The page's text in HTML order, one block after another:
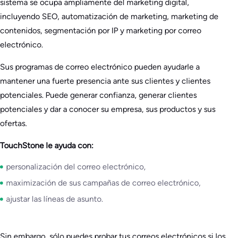
sistema se ocupa ampliamente del marketing digital,
incluyendo SEO, automatización de marketing, marketing de
contenidos, segmentación por IP y marketing por correo
electrónico.
Sus programas de correo electrónico pueden ayudarle a
mantener una fuerte presencia ante sus clientes y clientes
potenciales. Puede generar confianza, generar clientes
potenciales y dar a conocer su empresa, sus productos y sus
ofertas.
TouchStone le ayuda con:
personalización del correo electrónico,
maximización de sus campañas de correo electrónico,
ajustar las líneas de asunto.
Sin embargo, sólo puedes probar tus correos electrónicos si los